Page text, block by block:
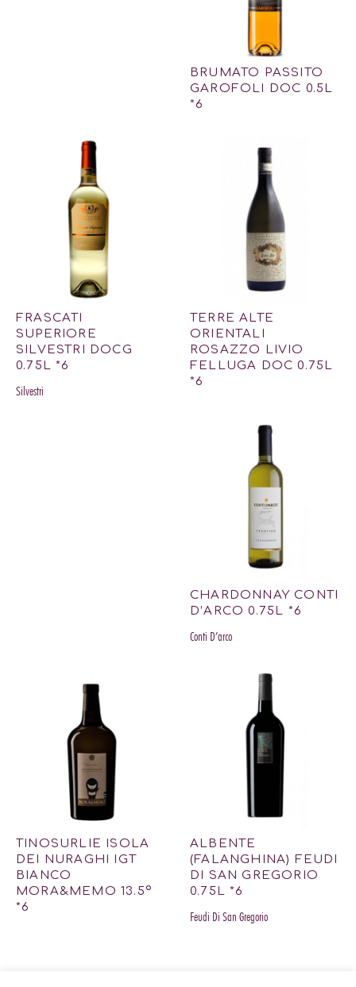
BRUMATO PASSITO
GAROFOLI DOC 0.5L
*6
FRASCATI
SUPERIORE
SILVESTRI DOCG
0.75L *6
Silvestri
TERRE ALTE
ORIENTALI
ROSAZZO LIVIO
FELLUGA DOC 0.75L
*6
CHARDONNAY CONTI
D’ARCO 0.75L *6
Conti D’arco
TINOSURLIE ISOLA
DEI NURAGHI IGT
BIANCO
MORA&MEMO 13.5º
*6
ALBENTE
(FALANGHINA) FEUDI
DI SAN GREGORIO
0.75L *6
Feudi Di San Gregorio